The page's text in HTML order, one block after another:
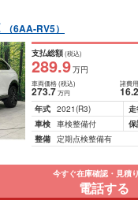
（6AA-RV5）
支払総額(税込)
289.9万円
車両価格(税込)
273.7万円
諸費用
16.2
年式 2021(R3) 走
車検 車検整備付 保
整備 定期点検整備有
今すぐ在庫確認・見積
電話する